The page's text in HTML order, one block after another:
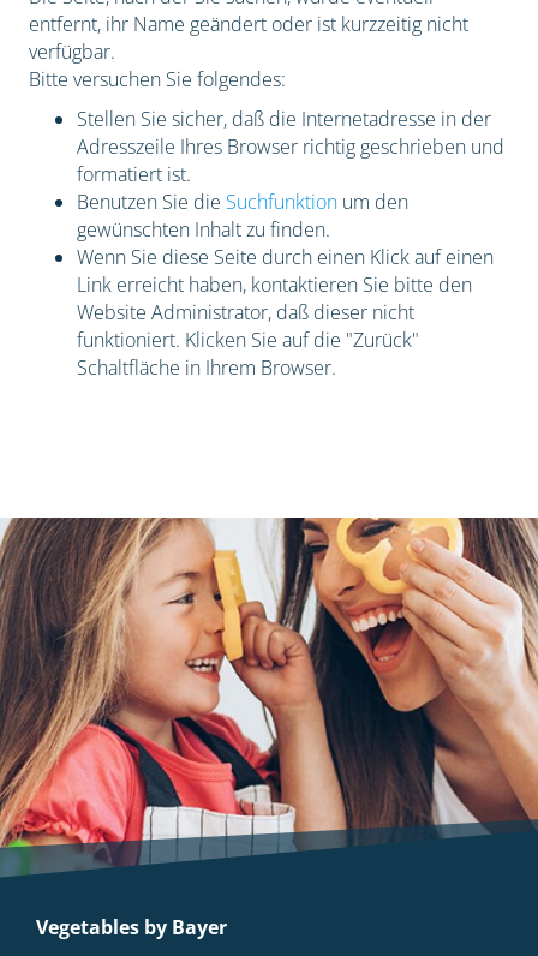
entfernt, ihr Name geändert oder ist kurzzeitig nicht
verfügbar.
Bitte versuchen Sie folgendes:
Stellen Sie sicher, daß die Internetadresse in der
Adresszeile Ihres Browser richtig geschrieben und
formatiert ist.
Benutzen Sie die Suchfunktionum den
gewünschten Inhalt zu finden.
Wenn Sie diese Seite durch einen Klick auf einen
Link erreicht haben, kontaktieren Sie bitte den
Website Administrator, daß dieser nicht
funktioniert. Klicken Sie auf die "Zurück"
Schaltfläche in Ihrem Browser.
Vegetables by Bayer